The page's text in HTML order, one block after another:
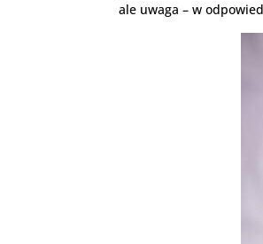
ale uwaga – w